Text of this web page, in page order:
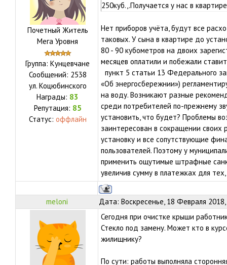
Почетный Житель
Мега Уровня
Группа: Кунцевчане
Сообщений: 2538
ул. Коцюбинского
Награды: 83
Репутация: 85
Статус: оффлайн
250куб.,.Получается у нас в
Нет приборов учёта, будут все
таковых. У сына в квартире до
80 - 90 кубометров на двоих
месяцев оплатили и побежали
пункт 5 статьи 13 Федерального
«Об энергосбережнии»)
на воду. Возникают разные
среди потребителей по-прежнему
установить, что будет? Проблемы
заинтересован в сокращении своих
установку и все сопутствующие
пользователей. Поэтому у
применить ощутимые штрафные
увеличив сумму в платежках для
meloni Дата: Воскресенье, 18 Февраля
Сегодня при очистке крыши
Стекло под замену. Может кто в
жилищнику?
По сути: работы выполняла